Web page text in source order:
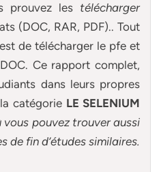
prouvez les télécharger
(DOC, RAR, PDF).. Tout
de télécharger le pfe et
Ce rapport complet,
dans leurs propres
catégorie LE SELENIUM
vous pouvez trouver aussi
de fin d’études similaires.